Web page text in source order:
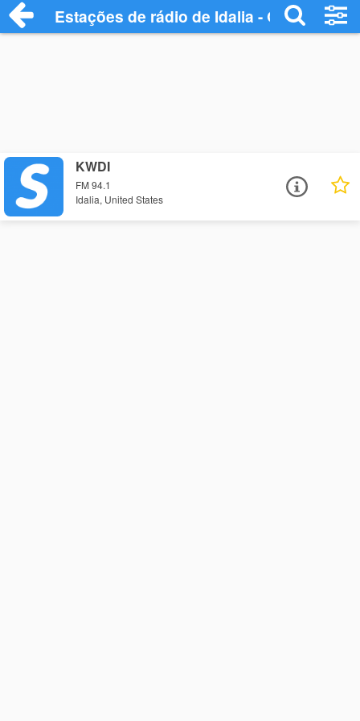
Estações de rádio de Idalia - Ouça Online
KWDI
FM 94.1
Idalia, United States